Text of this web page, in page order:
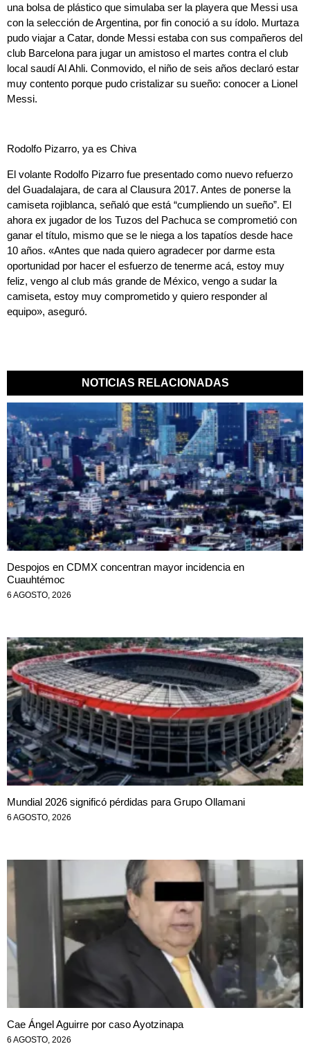
una bolsa de plástico que simulaba ser la playera que Messi usa
con la selección de Argentina, por fin conoció a su ídolo. Murtaza
pudo viajar a Catar, donde Messi estaba con sus compañeros del
club Barcelona para jugar un amistoso el martes contra el club
local saudí Al Ahli. Conmovido, el niño de seis años declaró estar
muy contento porque pudo cristalizar su sueño: conocer a Lionel
Messi.
Rodolfo Pizarro, ya es Chiva
El volante Rodolfo Pizarro fue presentado como nuevo refuerzo
del Guadalajara, de cara al Clausura 2017. Antes de ponerse la
camiseta rojiblanca, señaló que está “cumpliendo un sueño”. El
ahora ex jugador de los Tuzos del Pachuca se comprometió con
ganar el título, mismo que se le niega a los tapatíos desde hace
10 años. «Antes que nada quiero agradecer por darme esta
oportunidad por hacer el esfuerzo de tenerme acá, estoy muy
feliz, vengo al club más grande de México, vengo a sudar la
camiseta, estoy muy comprometido y quiero responder al
equipo», aseguró.
NOTICIAS RELACIONADAS
Despojos en CDMX concentran mayor incidencia en
Cuauhtémoc
6 AGOSTO, 2026
Mundial 2026 significó pérdidas para Grupo Ollamani
6 AGOSTO, 2026
Cae Ángel Aguirre por caso Ayotzinapa
6 AGOSTO, 2026